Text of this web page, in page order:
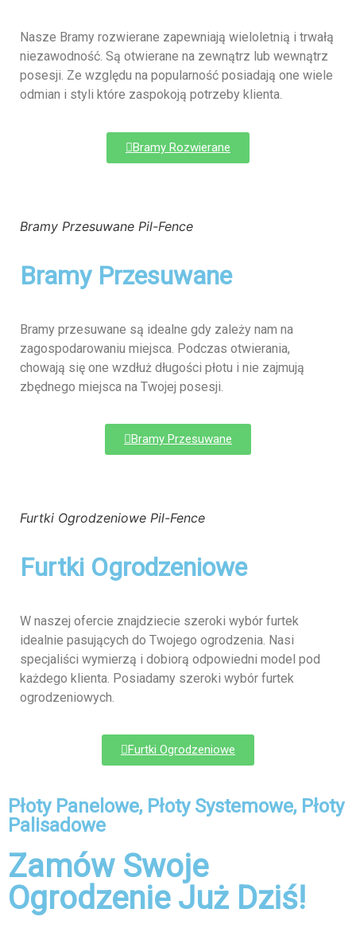
Nasze Bramy rozwierane zapewniają wieloletnią i trwałą
niezawodność. Są otwierane na zewnątrz lub wewnątrz
posesji. Ze względu na popularność posiadają one wiele
odmian i styli które zaspokoją potrzeby klienta.
Bramy Rozwierane
Bramy Przesuwane Pil-Fence
Bramy Przesuwane
Bramy przesuwane są idealne gdy zależy nam na
zagospodarowaniu miejsca. Podczas otwierania,
chowają się one wzdłuż długości płotu i nie zajmują
zbędnego miejsca na Twojej posesji.
Bramy Przesuwane
Furtki Ogrodzeniowe Pil-Fence
Furtki Ogrodzeniowe
W naszej ofercie znajdziecie szeroki wybór furtek
idealnie pasujących do Twojego ogrodzenia. Nasi
specjaliści wymierzą i dobiorą odpowiedni model pod
każdego klienta. Posiadamy szeroki wybór furtek
ogrodzeniowych.
Furtki Ogrodzeniowe
Płoty Panelowe, Płoty Systemowe, Płoty
Palisadowe
Zamów Swoje
Ogrodzenie Już Dziś!